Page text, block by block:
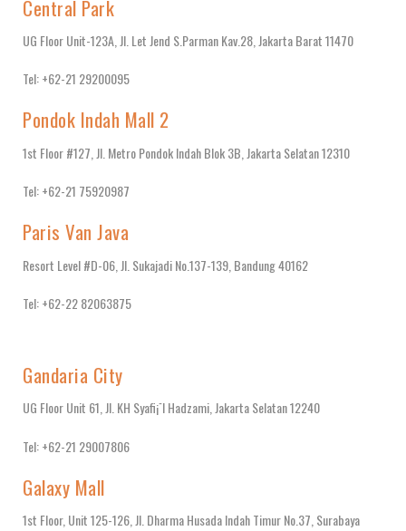
Central Park
UG Floor Unit-123A, Jl. Let Jend S.Parman Kav.28, Jakarta Barat 11470
Tel: +62-21 29200095
Pondok Indah Mall 2
1st Floor #127, Jl. Metro Pondok Indah Blok 3B, Jakarta Selatan 12310
Tel: +62-21 75920987
Paris Van Java
Resort Level #D-06, Jl. Sukajadi No.137-139, Bandung 40162
Tel: +62-22 82063875
Gandaria City
UG Floor Unit 61, Jl. KH Syafi¡¯I Hadzami, Jakarta Selatan 12240
Tel: +62-21 29007806
Galaxy Mall
1st Floor, Unit 125-126, Jl. Dharma Husada Indah Timur No.37, Surabaya